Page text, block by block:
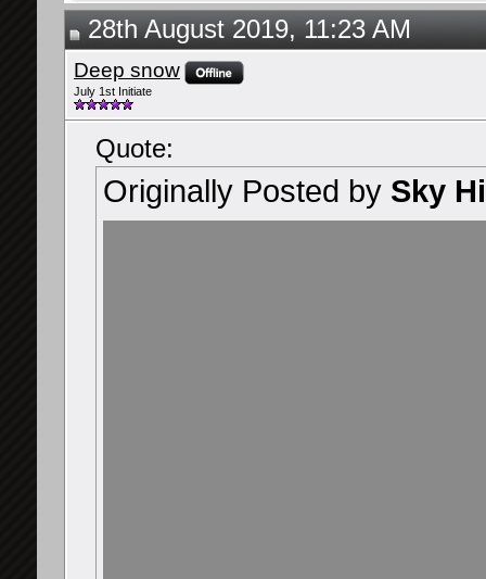
28th August 2019, 11:23 AM
Deep snow
July 1st Initiate
Quote:
Originally Posted by Sky